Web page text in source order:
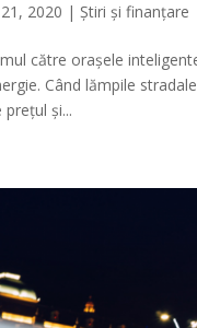
2020 |Știri și finanțare
către orașele
Când lămpile
și...